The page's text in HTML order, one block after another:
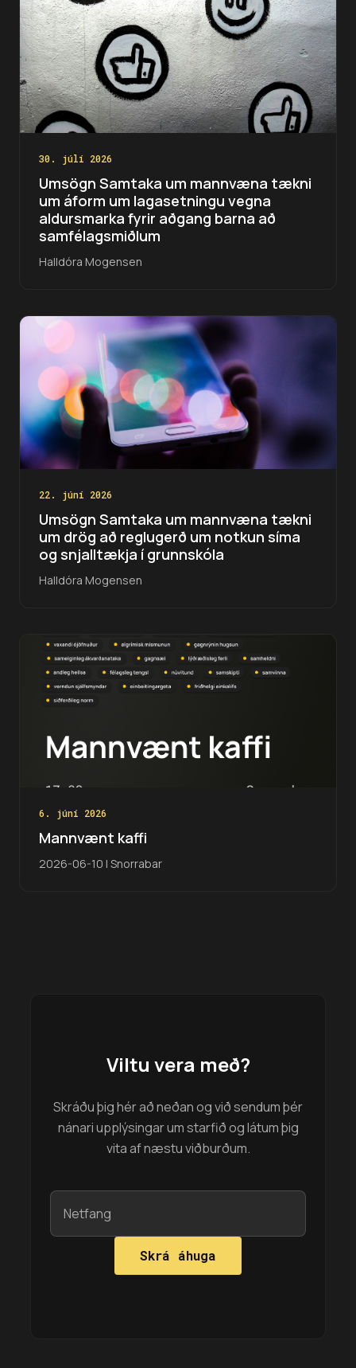
30. júlí 2026
Umsögn Samtaka um mannvæna tækni
um áform um lagasetningu vegna
aldursmarka fyrir aðgang barna að
samfélagsmiðlum
Halldóra Mogensen
22. júní 2026
Umsögn Samtaka um mannvæna tækni
um drög að reglugerð um notkun síma
og snjalltækja í grunnskóla
Halldóra Mogensen
6. júní 2026
Mannvænt kaffi
2026-06-10 | Snorrabar
Viltu vera með?
Skráðu þig hér að neðan og við sendum þér
nánari upplýsingar um starfið og látum þig
vita af næstu viðburðum.
Skrá áhuga